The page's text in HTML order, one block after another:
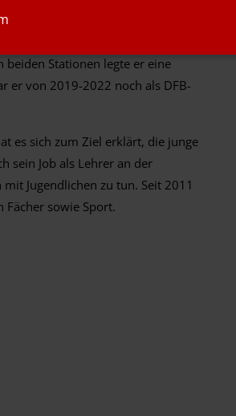
welche in der Kreisliga TBB
beiden Stationen legte er eine
er von 2019-2022 noch als DFB-
es sich zum Ziel erklärt, die junge
sein Job als Lehrer an der
Jugendlichen zu tun. Seit 2011
sowie Sport.